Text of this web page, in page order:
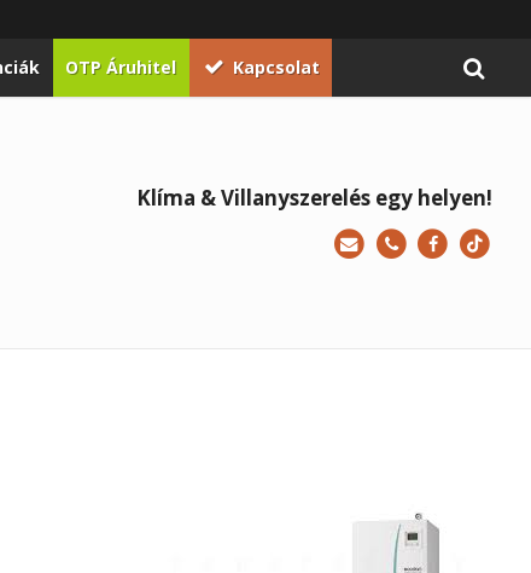
OTP Áruhitel Kapcsolat
Klíma & Villanyszerelés egy helyen!